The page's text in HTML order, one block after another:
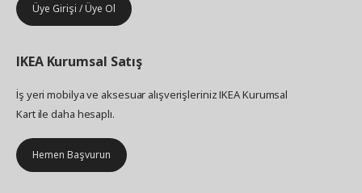
Üye Girişi / Üye Ol
IKEA Kurumsal Satış
İş yeri mobilya ve aksesuar alışverişleriniz IKEA Kurumsal
Kart ile daha hesaplı.
Hemen Başvurun